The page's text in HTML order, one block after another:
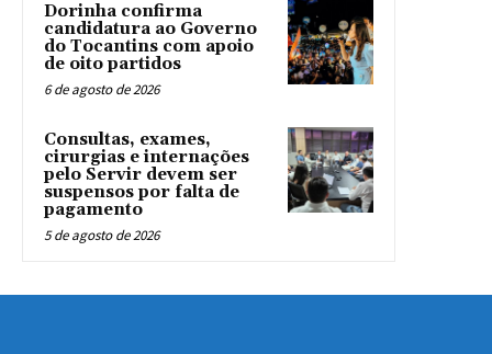
Dorinha confirma
candidatura ao Governo
do Tocantins com apoio
de oito partidos
6 de agosto de 2026
Consultas, exames,
cirurgias e internações
pelo Servir devem ser
suspensos por falta de
pagamento
5 de agosto de 2026